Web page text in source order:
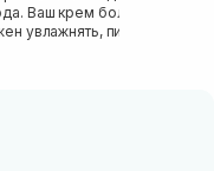
Ваш крем больше не
увлажнять, питать,